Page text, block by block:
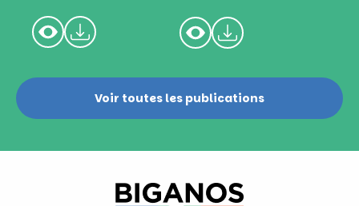
Voir toutes les publications